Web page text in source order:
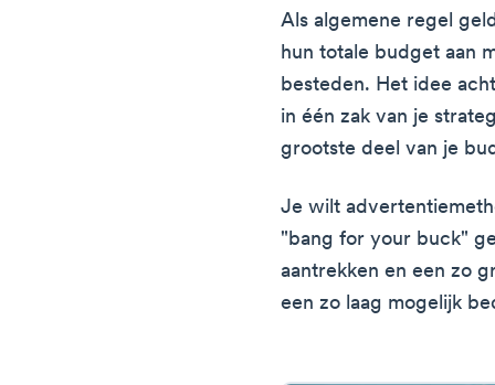
Als algemene regel
hun totale budget aan
besteden. Het idee
in één zak van je
grootste deel van je
Je wilt
"bang for your buck"
aantrekken en een zo
een zo laag mogelijk